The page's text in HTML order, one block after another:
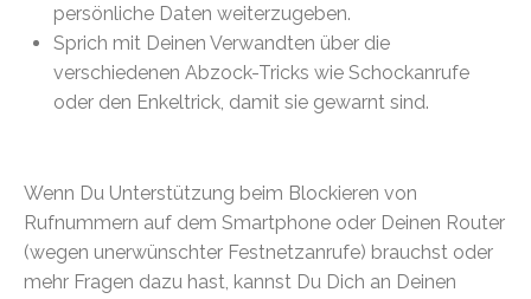
persönliche Daten weiterzugeben.
Sprich mit Deinen Verwandten über die
verschiedenen Abzock-Tricks wie Schockanrufe
oder den Enkeltrick, damit sie gewarnt sind.
Wenn Du Unterstützung beim Blockieren von
Rufnummern auf dem Smartphone oder Deinen Router
(wegen unerwünschter Festnetzanrufe) brauchst oder
mehr Fragen dazu hast, kannst Du Dich an Deinen